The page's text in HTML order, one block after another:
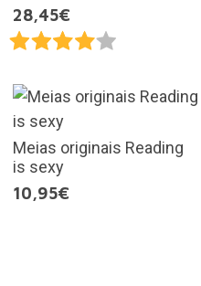
28,45€
Meias originais Reading
is sexy
10,95€